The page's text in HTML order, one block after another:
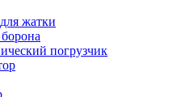
жатки
погрузчик